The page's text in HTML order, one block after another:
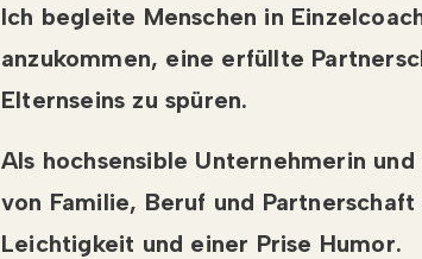
Ich begleite Menschen in
anzukommen, eine erfüllte
Elternseins zu spüren.
Als hochsensible Unternehmerin
von Familie, Beruf und
Leichtigkeit und einer Prise Humor.